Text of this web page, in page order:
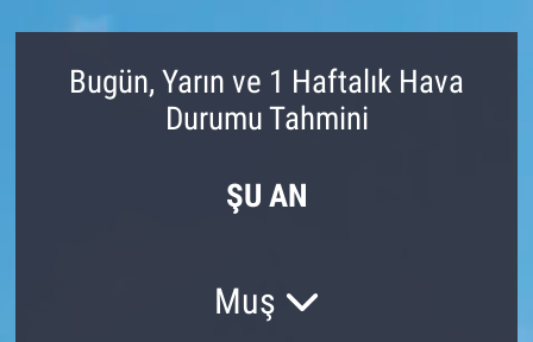
Bugün, Yarın ve 1 Haftalık Hava
Durumu Tahmini
ŞU AN
Muş